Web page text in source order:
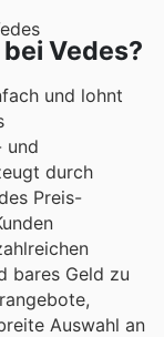
Vedes?
und lohnt
und
durch
Preis-
bares Geld zu
Auswahl an